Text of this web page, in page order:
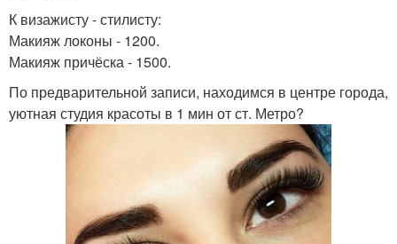
К визажисту - стилисту:
Макияж локоны - 1200.
Макияж причёска - 1500.
По предварительной записи, находимся в центре города,
уютная студия красоты в 1 мин от ст. Метро?